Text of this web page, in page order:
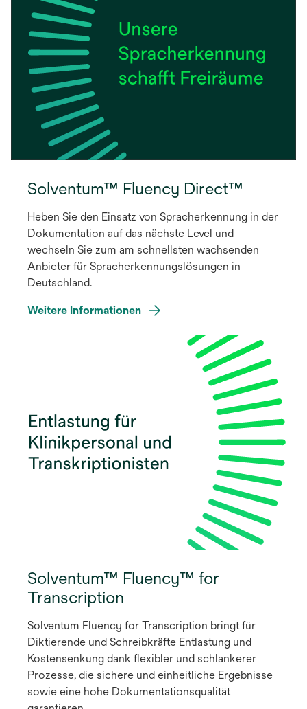
Solventum™ Fluency Direct™
Heben Sie den Einsatz von Spracherkennung in der
Dokumentation auf das nächste Level und
wechseln Sie zum am schnellsten wachsenden
Anbieter für Spracherkennungslösungen in
Deutschland.
Weitere Informationen
Solventum™ Fluency™ for
Transcription
Solventum Fluency for Transcription bringt für
Diktierende und Schreibkräfte Entlastung und
Kostensenkung dank flexibler und schlankerer
Prozesse, die sichere und einheitliche Ergebnisse
sowie eine hohe Dokumentationsqualität